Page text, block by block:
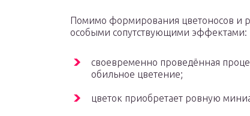
Помимо формирования цветоносов и
особыми сопутствующими эффектами:
своевременно проведённая
обильное цветение;
цветок приобретает ровную